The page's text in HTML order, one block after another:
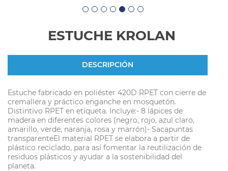
ESTUCHE KROLAN
DESCRIPCIÓN
Estuche fabricado en poliéster 420D RPET con cierre de
cremallera y práctico enganche en mosquetón.
Distintivo RPET en etiqueta. Incluye:- 8 lápices de
madera en diferentes colores (negro, rojo, azul claro,
amarillo, verde, naranja, rosa y marrón)- Sacapuntas
transparenteEl material RPET se elabora a partir de
plástico reciclado, para así fomentar la reutilización de
residuos plásticos y ayudar a la sostenibilidad del
planeta.